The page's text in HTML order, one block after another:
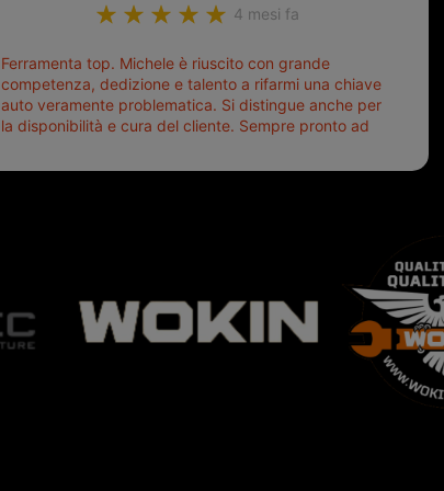
4 mesi fa
Ferramenta top. Michele è riuscito con grande
competenza, dedizione e talento a rifarmi una chiave
auto veramente problematica. Si distingue anche per
la disponibilità e cura del cliente. Sempre pronto ad